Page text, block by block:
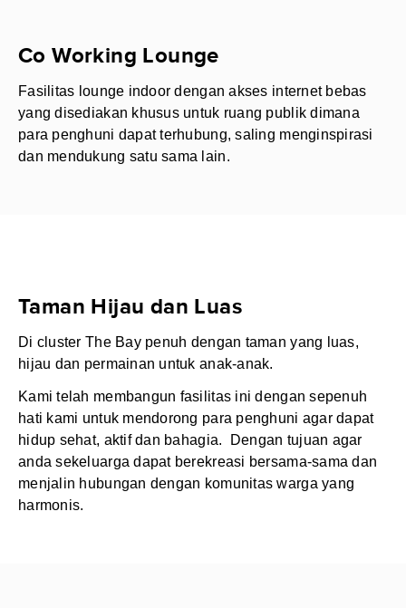
Co Working Lounge
Fasilitas lounge indoor dengan akses internet bebas
yang disediakan khusus untuk ruang publik dimana
para penghuni dapat terhubung, saling menginspirasi
dan mendukung satu sama lain.
Taman Hijau dan Luas
Di cluster The Bay penuh dengan taman yang luas,
hijau dan permainan untuk anak-anak.
Kami telah membangun fasilitas ini dengan sepenuh
hati kami untuk mendorong para penghuni agar dapat
hidup sehat, aktif dan bahagia. Dengan tujuan agar
anda sekeluarga dapat berekreasi bersama-sama dan
menjalin hubungan dengan komunitas warga yang
harmonis.